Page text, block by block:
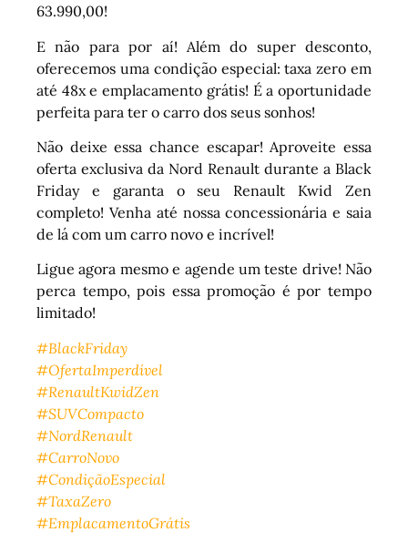
63.990,00!
E não para por aí! Além do super desconto,
oferecemos uma condição especial: taxa zero em
até 48x e emplacamento grátis! É a oportunidade
perfeita para ter o carro dos seus sonhos!
Não deixe essa chance escapar! Aproveite essa
oferta exclusiva da Nord Renault durante a Black
Friday e garanta o seu Renault Kwid Zen
completo! Venha até nossa concessionária e saia
de lá com um carro novo e incrível!
Ligue agora mesmo e agende um teste drive! Não
perca tempo, pois essa promoção é por tempo
limitado!
#BlackFriday
#OfertaImperdível
#RenaultKwidZen
#SUVCompacto
#NordRenault
#CarroNovo
#CondiçãoEspecial
#TaxaZero
#EmplacamentoGrátis